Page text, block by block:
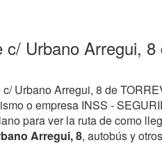
c/ Urbano Arregui, 8
Urbano Arregui, 8 de
o empresa INSS -
para ver la ruta de como
Arregui, 8, autobús y